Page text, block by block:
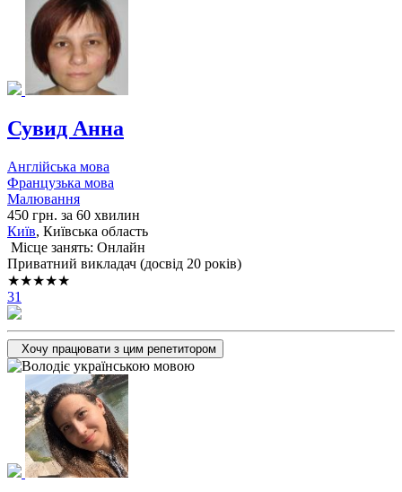
Сувид Анна
Англійська мова
Французька мова
Малювання
450 грн. за 60 хвилин
Київ, Київська область
Місце занять: Онлайн
Приватний викладач (досвід 20 років)
★★★★★
31
Хочу працювати з цим репетитором